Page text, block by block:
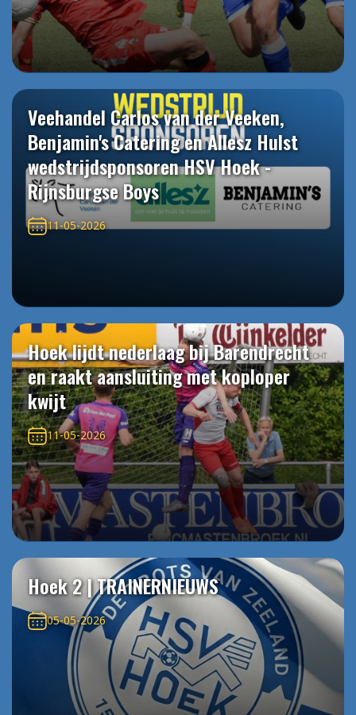
Veehandel Carlos van der Veeken,
Benjamin's Catering en Allesz Hulst
wedstrijdsponsoren HSV Hoek -
Rijnsburgse Boys
11-05-2026
Hoek lijdt nederlaag bij Barendrecht
en raakt aansluiting met koploper
kwijt
11-05-2026
Hoek 2 | TRAINERNIEUWS
05-05-2026